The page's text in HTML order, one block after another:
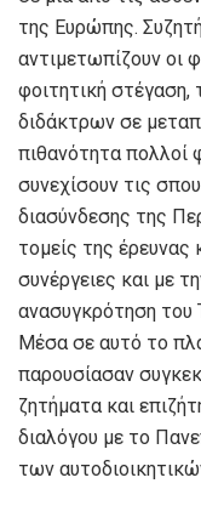
της Ευρώπης.
αντιμετωπίζουν οι
φοιτητική
διδάκτρων σε
πιθανότητα πολλοί
συνεχίσουν τις
διασύνδεσης της
τομείς της έρευνας
συνέργειες και με
ανασυγκρότηση του
Μέσα σε αυτό το
παρουσίασαν
ζητήματα και
διαλόγου με το
των